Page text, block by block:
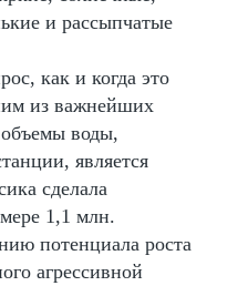
и рассыпчатые
как и когда это
из важнейших
воды,
является
сделала
1,1 млн.
потенциала роста
агрессивной